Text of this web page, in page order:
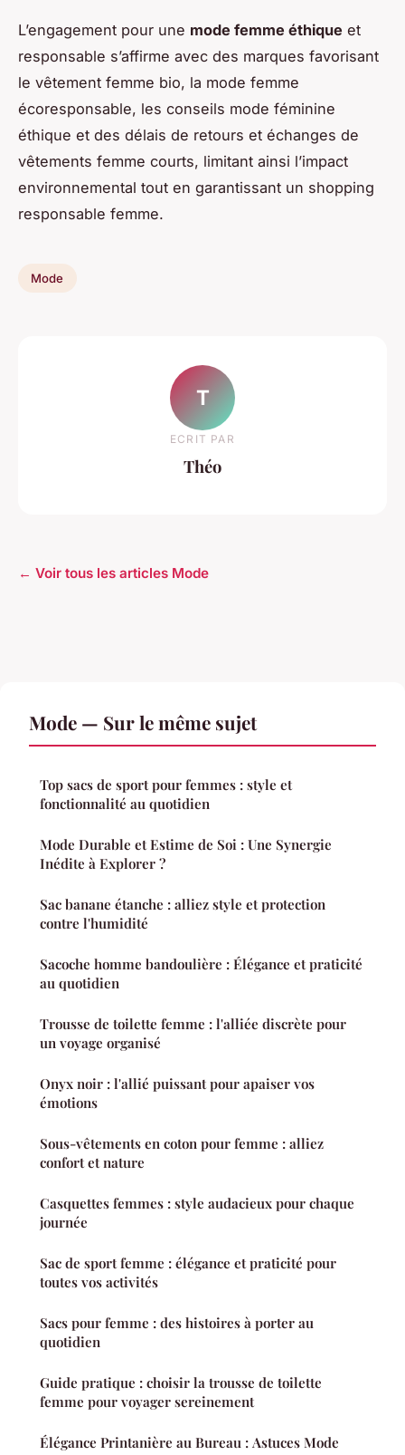
L’engagement pour une mode femme éthique et
responsable s’affirme avec des marques favorisant
le vêtement femme bio, la mode femme
écoresponsable, les conseils mode féminine
éthique et des délais de retours et échanges de
vêtements femme courts, limitant ainsi l’impact
environnemental tout en garantissant un shopping
responsable femme.
Mode
T
ECRIT PAR
Théo
← Voir tous les articles Mode
Mode — Sur le même sujet
Top sacs de sport pour femmes : style et
fonctionnalité au quotidien
Mode Durable et Estime de Soi : Une Synergie
Inédite à Explorer ?
Sac banane étanche : alliez style et protection
contre l'humidité
Sacoche homme bandoulière : Élégance et praticité
au quotidien
Trousse de toilette femme : l'alliée discrète pour
un voyage organisé
Onyx noir : l'allié puissant pour apaiser vos
émotions
Sous-vêtements en coton pour femme : alliez
confort et nature
Casquettes femmes : style audacieux pour chaque
journée
Sac de sport femme : élégance et praticité pour
toutes vos activités
Sacs pour femme : des histoires à porter au
quotidien
Guide pratique : choisir la trousse de toilette
femme pour voyager sereinement
Élégance Printanière au Bureau : Astuces Mode